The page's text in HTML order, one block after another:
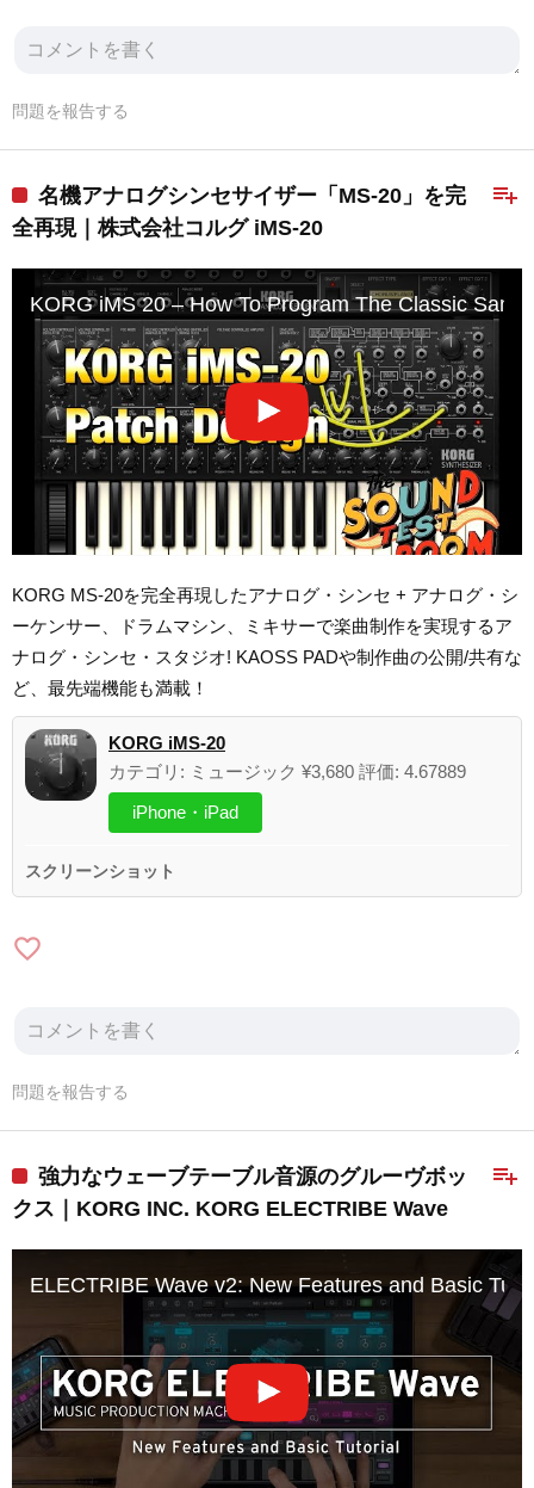
問題を報告する
playlist_add
名機アナログシンセサイザー「MS-20」を完
全再現｜株式会社コルグ iMS-20
KORG iMS 20 – How To Program The Classic
KORG MS-20を完全再現したアナログ・シンセ + アナログ・シ
ーケンサー、ドラムマシン、ミキサーで楽曲制作を実現するア
ナログ・シンセ・スタジオ! KAOSS PADや制作曲の公開/共有な
ど、最先端機能も満載！
KORG iMS-20
カテゴリ: ミュージック ¥3,680 評価: 4.67889
iPhone・iPad
スクリーンショット
favorite_border
問題を報告する
playlist_add
強力なウェーブテーブル音源のグルーヴボッ
クス｜KORG INC. KORG ELECTRIBE Wave
ELECTRIBE Wave v2: New Features and Basic